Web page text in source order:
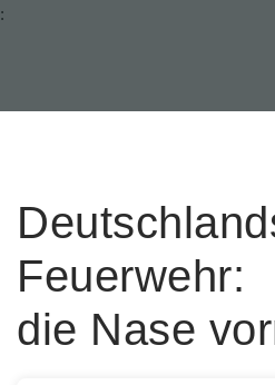
:
die Nase